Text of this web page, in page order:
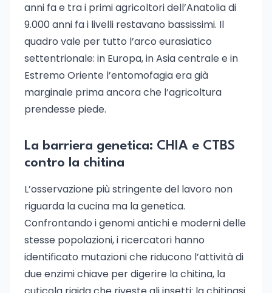
anni fa e tra i primi agricoltori dell’Anatolia di
9.000 anni fa i livelli restavano bassissimi. Il
quadro vale per tutto l’arco eurasiatico
settentrionale: in Europa, in Asia centrale e in
Estremo Oriente l’entomofagia era già
marginale prima ancora che l’agricoltura
prendesse piede.
La barriera genetica: CHIA e CTBS
contro la chitina
L’osservazione più stringente del lavoro non
riguarda la cucina ma la genetica.
Confrontando i genomi antichi e moderni delle
stesse popolazioni, i ricercatori hanno
identificato mutazioni che riducono l’attività di
due enzimi chiave per digerire la chitina, la